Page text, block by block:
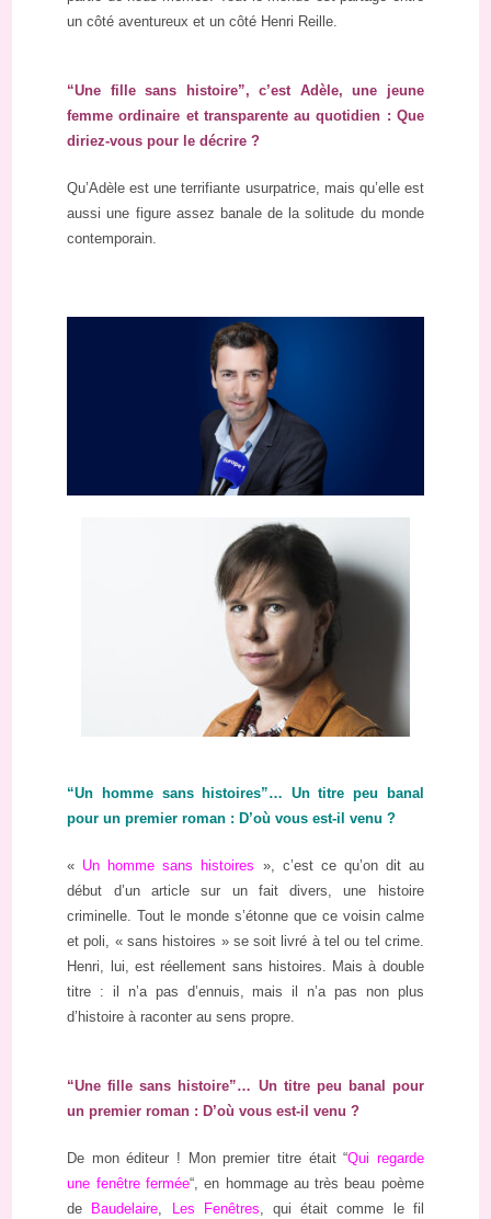
un côté aventureux et un côté Henri Reille.
“Une fille sans histoire”, c’est Adèle, une jeune
femme ordinaire et transparente au quotidien : Que
diriez-vous pour le décrire ?
Qu’Adèle est une terrifiante usurpatrice, mais qu’elle est
aussi une figure assez banale de la solitude du monde
contemporain.
“Un homme sans histoires”… Un titre peu banal
pour un premier roman : D’où vous est-il venu ?
« Un homme sans histoires », c’est ce qu’on dit au
début d’un article sur un fait divers, une histoire
criminelle. Tout le monde s’étonne que ce voisin calme
et poli, « sans histoires » se soit livré à tel ou tel crime.
Henri, lui, est réellement sans histoires. Mais à double
titre : il n’a pas d’ennuis, mais il n’a pas non plus
d’histoire à raconter au sens propre.
“Une fille sans histoire”… Un titre peu banal pour
un premier roman : D’où vous est-il venu ?
De mon éditeur ! Mon premier titre était “Qui regarde
une fenêtre fermée“, en hommage au très beau poème
de
Baudelaire, Les Fenêtres, qui était comme le fil